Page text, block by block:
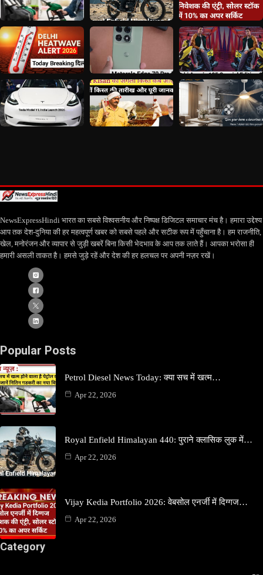
NewsExpressHindi भारत का सबसे विश्वसनीय और निष्पक्ष डिजिटल समाचार मंच है। हमारा उद्देश्य
आप तक देश-दुनिया की हर महत्वपूर्ण खबर को सबसे पहले और सटीक रूप में पहुँचाना है। हम राजनीति,
खेल, मनोरंजन और व्यापार से जुड़ी खबरें बिना किसी भेदभाव के आप तक लाते हैं। आपका भरोसा ही
हमारी असली ताकत है। हमसे जुड़े रहें और देश की हर हलचल पर अपनी नज़र रखें।
Popular Posts
Petrol Diesel News Today: क्या सच में खत्म…
Apr 22, 2026
Royal Enfield Himalayan 440: पुराने क्लासिक लुक में…
Apr 22, 2026
Vijay Kedia Portfolio 2026: वेबसोल एनर्जी में दिग्गज…
Apr 22, 2026
Category